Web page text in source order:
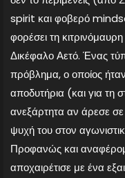
spirit και φοβερό
φορέσει τη
Δικέφαλο Αετό. Ένας
πρόβλημα, ο οποίος
αποδυτήρια (και για τη
ανεξάρτητα αν άρεσε
ψυχή του στον
Προφανώς και
αποχαιρέτισε με ένα